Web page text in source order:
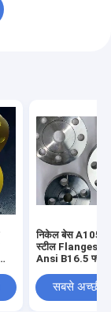
निकेल बेस A105
स्टील Flanges
Ansi B16.5 फ्लैट
सबसे अच्छी